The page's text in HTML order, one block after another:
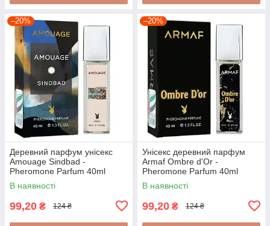
–20%
Деревний парфум унісекс
Amouage Sindbad -
Pheromone Parfum 40ml
В наявності
99,20 ₴ 124 ₴
–20%
Унісекс деревний парфум
Armaf Ombre d'Or -
Pheromone Parfum 40ml
В наявності
99,20 ₴ 124 ₴